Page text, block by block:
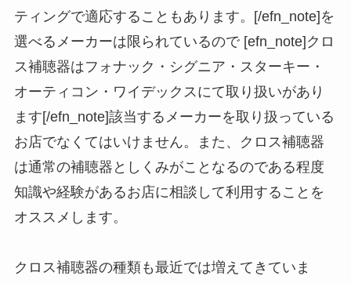
ティングで適応することもあります。[/efn_note]を
選べるメーカーは限られているので [efn_note]クロ
ス補聴器はフォナック・シグニア・スターキー・
オーティコン・ワイデックスにて取り扱いがあり
ます[/efn_note]該当するメーカーを取り扱っている
お店でなくてはいけません。また、クロス補聴器
は通常の補聴器としくみがことなるのである程度
知識や経験があるお店に相談して利用することを
オススメします。
クロス補聴器の種類も最近では増えてきていま